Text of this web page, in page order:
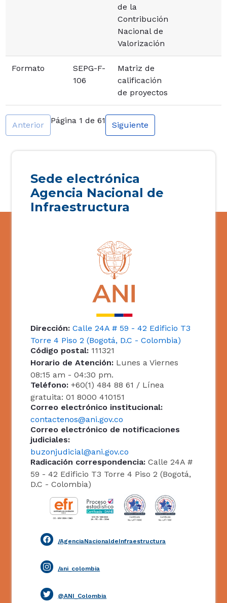
de la
Contribución
Nacional de
Valorización
Formato
SEPG-F-
106
Matriz de
calificación
de proyectos
Anterior Página 1 de 61 Siguiente
Sede electrónica
Agencia Nacional de
Infraestructura
Dirección: Calle 24A # 59 - 42 Edificio T3
Torre 4 Piso 2 (Bogotá, D.C - Colombia)
Código postal: 111321
Horario de Atención: Lunes a Viernes
08:15 am - 04:30 pm.
Teléfono: +60(1) 484 88 61 / Línea
gratuita: 01 8000 410151
Correo electrónico institucional:
contactenos@ani.gov.co
Correo electrónico de notificaciones
judiciales:
buzonjudicial@ani.gov.co
Radicación correspondencia: Calle 24A #
59 - 42 Edificio T3 Torre 4 Piso 2 (Bogotá,
D.C - Colombia)
/AgenciaNacionaldeInfraestructura
/ani_colombia
@ANI_Colombia